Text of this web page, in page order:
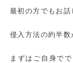
最初の方でもお話
侵入方法の約半数
まずはご自身で